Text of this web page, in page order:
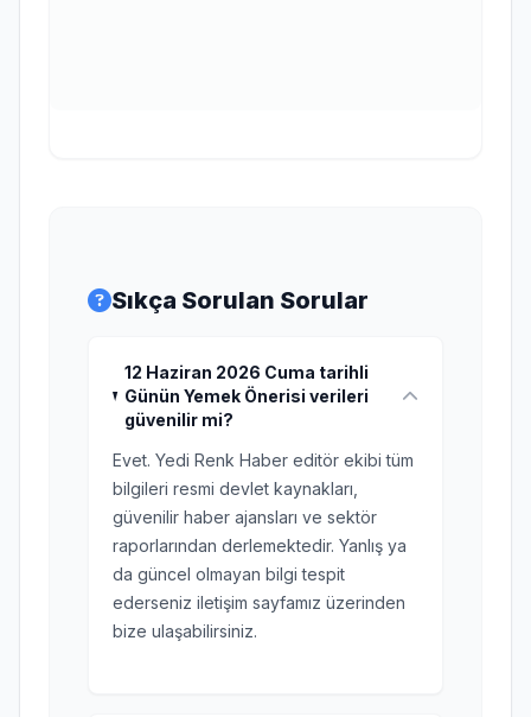
Sıkça Sorulan Sorular
12 Haziran 2026 Cuma tarihli
Günün Yemek Önerisi verileri
güvenilir mi?
Evet. Yedi Renk Haber editör ekibi tüm
bilgileri resmi devlet kaynakları,
güvenilir haber ajansları ve sektör
raporlarından derlemektedir. Yanlış ya
da güncel olmayan bilgi tespit
ederseniz iletişim sayfamız üzerinden
bize ulaşabilirsiniz.